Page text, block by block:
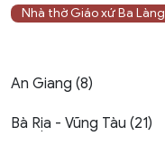
Nhà thờ Giáo xứ Ba Làng
An Giang (8)
Bà Rịa - Vũng Tàu (21)